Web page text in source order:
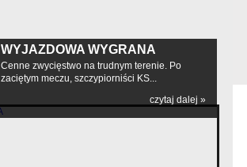
WYJAZDOWA WYGRANA
Cenne zwycięstwo na trudnym terenie. Po
zaciętym meczu, szczypiorniści KS...
czytaj dalej »